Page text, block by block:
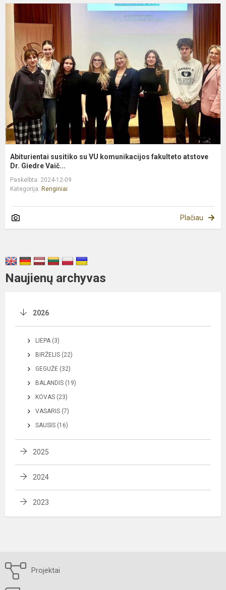
Abiturientai susitiko su VU komunikacijos fakulteto atstove
Dr. Giedre Vaič...
Paskelbta: 2024-12-09
Kategorija: Renginiai
Plačiau
Naujienų archyvas
2026
LIEPA (3)
BIRŽELIS (22)
GEGUŽĖ (32)
BALANDIS (19)
KOVAS (23)
VASARIS (7)
SAUSIS (16)
2025
2024
2023
Projektai